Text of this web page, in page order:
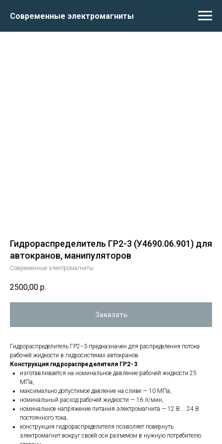
Современные электромагниты
Гидрораспределитель ГР2-3 (У4690.06.901) для
автокранов, манипуляторов
Современные электромагниты
2500,00 р.
Заказать
Гидрораспределитель ГР2−3 предназначен для распределения потока
рабочей жидкости в гидросистемах автокранов.
Конструкция гидрораспределителя ГР2−3
изготавливается на номинальное давление рабочей жидкости 25
МПа,
максимально допустимое давление на сливе — 10 МПа,
номинальный расход рабочей жидкости — 16 л/мин,
номинальное напряжение питания электромагнита — 12 В … 24 В
постоянного тока,
конструкция гидрораспределителя позволяет повернуть
электромагнит вокруг своей оси разъемом в нужную потребителю